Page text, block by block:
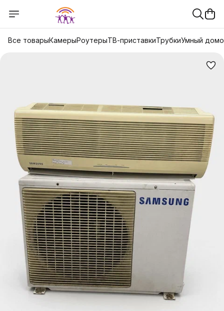
Все товарыКамерыРоутерыТВ-приставкиТрубкиУмный